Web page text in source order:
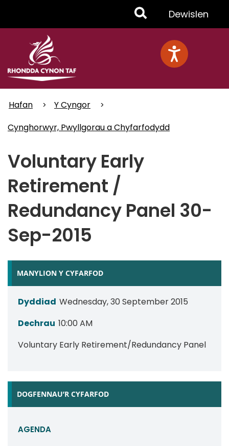
Toggle
Menu
Dewislen
Hafan
Y Cyngor
Cynghorwyr, Pwyllgorau a Chyfarfodydd
Voluntary Early
Retirement /
Redundancy Panel 30-
Sep-2015
MANYLION Y CYFARFOD
Dyddiad Wednesday, 30 September 2015
Dechrau 10:00 AM
Voluntary Early Retirement/Redundancy Panel
DOGFENNAU’R CYFARFOD
AGENDA